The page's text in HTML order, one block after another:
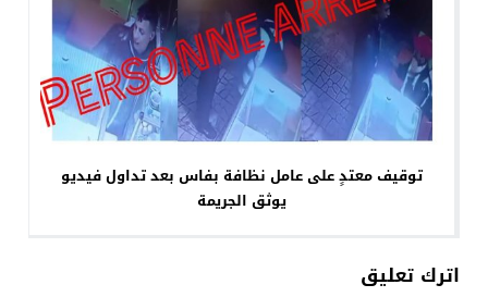
توقيف معتدٍ على عامل نظافة بفاس بعد تداول فيديو
يوثق الجريمة
اترك تعليق